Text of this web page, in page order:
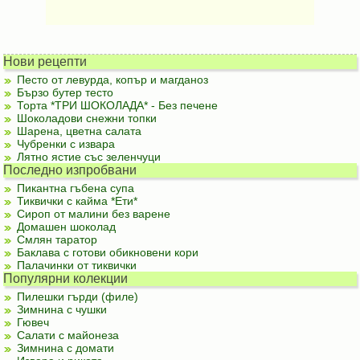
Нови рецепти
Песто от левурда, копър и магданоз
Бързо бутер тесто
Торта *ТРИ ШОКОЛАДА* - Без печене
Шоколадови снежни топки
Шарена, цветна салата
Чубренки с извара
Лятно ястие със зеленчуци
Последно изпробвани
Пикантна гъбена супа
Тиквички с кайма *Ети*
Сироп от малини без варене
Домашен шоколад
Смлян таратор
Баклава с готови обикновени кори
Палачинки от тиквички
Популярни колекции
Пилешки гърди (филе)
Зимнина с чушки
Гювеч
Салати с майонеза
Зимнина с домати